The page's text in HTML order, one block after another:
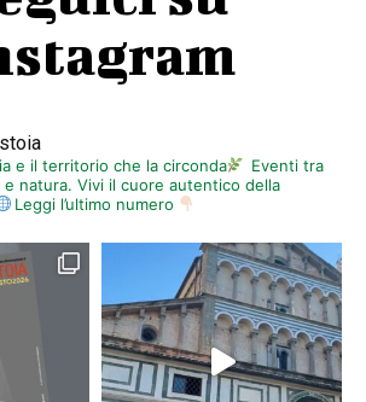
e il territorio che la circonda
Eventi tra
natura. Vivi il cuore autentico della
Leggi l’ultimo numero